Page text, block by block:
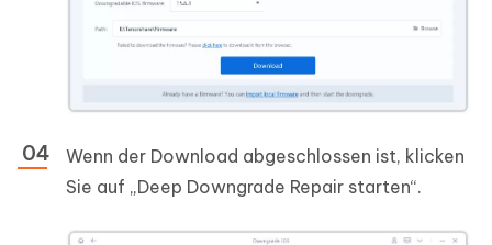
Wenn der Download abgeschlossen ist, klicken
Sie auf „Deep Downgrade Repair starten“.